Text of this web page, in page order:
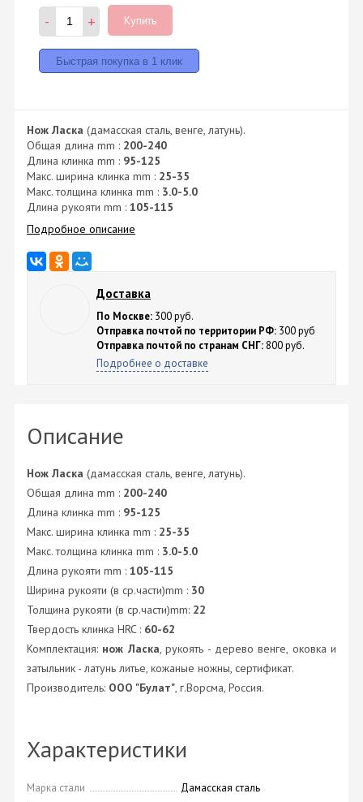
- + Купить
Нож Ласка (дамасская сталь, венге, латунь).
Общая длина mm : 200-240
Длина клинка mm : 95-125
Макс. ширина клинка mm : 25-35
Макс. толщина клинка mm : 3.0-5.0
Длина рукояти mm : 105-115
Подробное описание
Доставка
По Москве: 300 руб.
Отправка почтой по территории РФ: 300 руб
Отправка почтой по странам СНГ: 800 руб.
Подробнее о доставке
Описание
Нож Ласка (дамасская сталь, венге, латунь).
Общая длина mm : 200-240
Длина клинка mm : 95-125
Макс. ширина клинка mm : 25-35
Макс. толщина клинка mm : 3.0-5.0
Длина рукояти mm : 105-115
Ширина рукояти (в ср.части)mm : 30
Толщина рукояти (в ср.части)mm: 22
Твердость клинка HRC : 60-62
Комплектация: нож Ласка, рукоять - дерево венге, оковка и
затыльник - латунь литье, кожаные ножны, сертификат.
Производитель: ООО "Булат", г.Ворсма, Россия.
Характеристики
Марка стали
Дамасская сталь